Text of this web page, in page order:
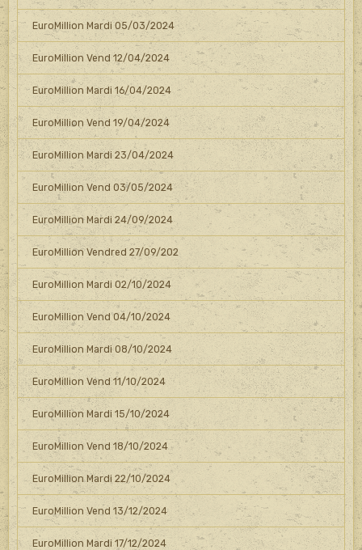
EuroMillion Mardi 05/03/2024
EuroMillion Vend 12/04/2024
EuroMillion Mardi 16/04/2024
EuroMillion Vend 19/04/2024
EuroMillion Mardi 23/04/2024
EuroMillion Vend 03/05/2024
EuroMillion Mardi 24/09/2024
EuroMillion Vendred 27/09/202
EuroMillion Mardi 02/10/2024
EuroMillion Vend 04/10/2024
EuroMillion Mardi 08/10/2024
EuroMillion Vend 11/10/2024
EuroMillion Mardi 15/10/2024
EuroMillion Vend 18/10/2024
EuroMillion Mardi 22/10/2024
EuroMillion Vend 13/12/2024
EuroMillion Mardi 17/12/2024